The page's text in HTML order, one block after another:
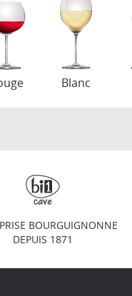
Blanc
BOURGUIGNONNE
DEPUIS 1871